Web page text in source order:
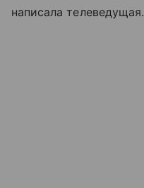
написала телеведущая.